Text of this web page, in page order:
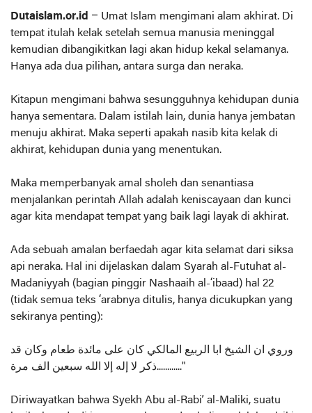
Dutaislam.or.id – Umat Islam mengimani alam akhirat. Di
tempat itulah kelak setelah semua manusia meninggal
kemudian dibangikitkan lagi akan hidup kekal selamanya.
Hanya ada dua pilihan, antara surga dan neraka.
Kitapun mengimani bahwa sesungguhnya kehidupan dunia
hanya sementara. Dalam istilah lain, dunia hanya jembatan
menuju akhirat. Maka seperti apakah nasib kita kelak di
akhirat, kehidupan dunia yang menentukan.
Maka memperbanyak amal sholeh dan senantiasa
menjalankan perintah Allah adalah keniscayaan dan kunci
agar kita mendapat tempat yang baik lagi layak di akhirat.
Ada sebuah amalan berfaedah agar kita selamat dari siksa
api neraka. Hal ini dijelaskan dalam Syarah al-Futuhat al-
Madaniyyah (bagian pinggir Nashaaih al-‘ibaad) hal 22
(tidak semua teks ‘arabnya ditulis, hanya dicukupkan yang
sekiranya penting):
وروي ان الشيخ ابا الربيع المالكي كان على مائدة طعام وكان قد
ذكر لا إله إلا الله سبعين الف مرة............"
Diriwayatkan bahwa Syekh Abu al-Rabi’ al-Maliki, suatu